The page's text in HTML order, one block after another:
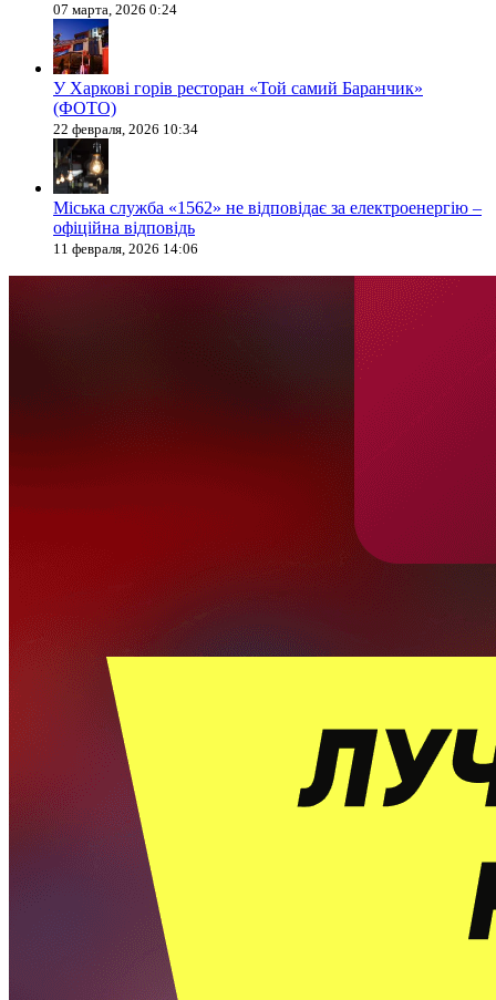
07 марта, 2026 0:24
У Харкові горів ресторан «Той самий Баранчик»
(ФОТО)
22 февраля, 2026 10:34
Міська служба «1562» не відповідає за електроенергію –
офіційна відповідь
11 февраля, 2026 14:06